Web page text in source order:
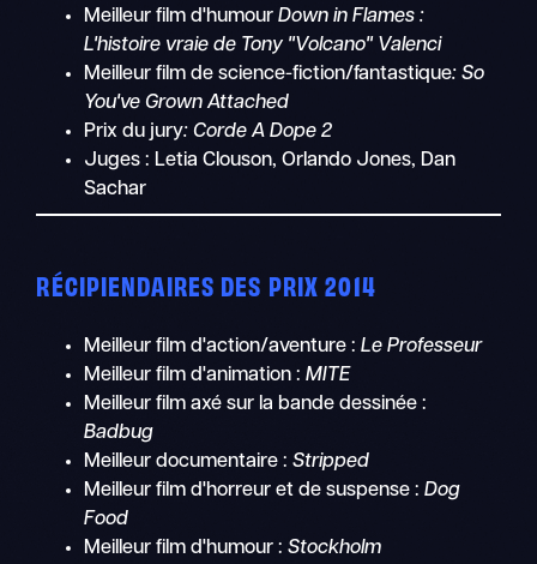
Meilleur film d'humour Down in Flames :
L'histoire vraie de Tony "Volcano" Valenci
Meilleur film de science-fiction/fantastique: So
You've Grown Attached
Prix du jury: Corde A Dope 2
Juges : Letia Clouson, Orlando Jones, Dan
Sachar
RÉCIPIENDAIRES DES PRIX 2014
Meilleur film d'action/aventure :Le Professeur
Meilleur film d'animation :MITE
Meilleur film axé sur la bande dessinée :
Badbug
Meilleur documentaire :Stripped
Meilleur film d'horreur et de suspense :Dog
Food
Meilleur film d'humour :Stockholm